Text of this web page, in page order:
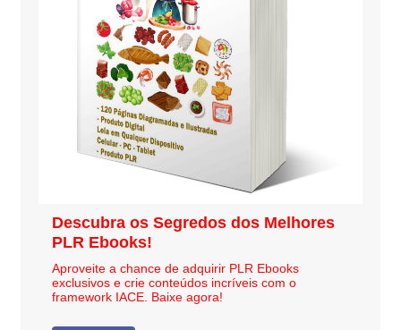
Descubra os Segredos dos Melhores
PLR Ebooks!
Aproveite a chance de adquirir PLR Ebooks
exclusivos e crie conteúdos incríveis com o
framework IACE. Baixe agora!